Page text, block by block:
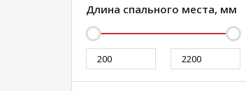
Длина спального места, мм